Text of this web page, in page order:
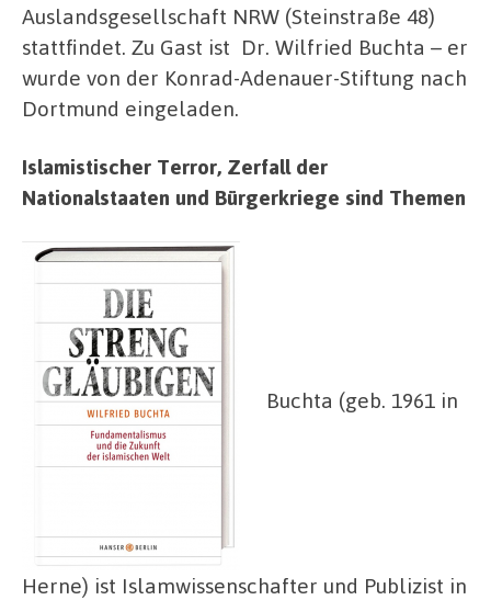
Auslandsgesellschaft NRW (Steinstraße 48)
stattfindet. Zu Gast ist Dr. Wilfried Buchta – er
wurde von der Konrad-Adenauer-Stiftung nach
Dortmund eingeladen.
Islamistischer Terror, Zerfall der
Nationalstaaten und Bürgerkriege sind Themen
Buchta (geb. 1961 in
Herne) ist Islamwissenschafter und Publizist in